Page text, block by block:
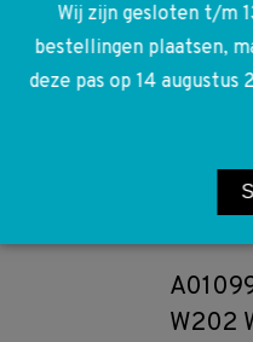
M119
W202
Wij zijn gesloten t/m
bestellingen plaatsen,
deze pas op 14